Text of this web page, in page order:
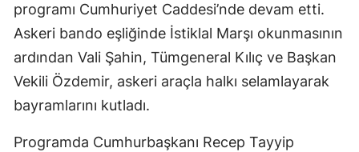
programı Cumhuriyet Caddesi’nde devam etti.
Askeri bando eşliğinde İstiklal Marşı okunmasının
ardından Vali Şahin, Tümgeneral Kılıç ve Başkan
Vekili Özdemir, askeri araçla halkı selamlayarak
bayramlarını kutladı.
Programda Cumhurbaşkanı Recep Tayyip